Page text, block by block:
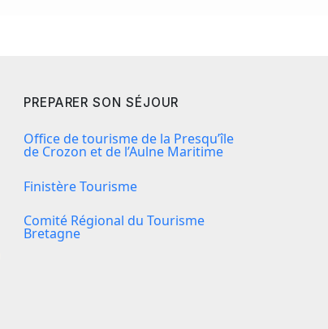
PREPARER SON SÉJOUR
Office de tourisme de la Presqu’île
de Crozon et de l’Aulne Maritime
Finistère Tourisme
Comité Régional du Tourisme
Bretagne